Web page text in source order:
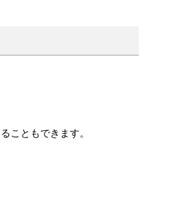
こともできます。